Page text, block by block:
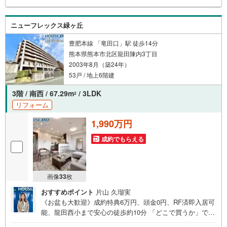
中古・マンションを窓口ひとつで比較・内覧■九州No.1の
実績・ハウスドゥ全国大会2025 九州エリア売買件数・売
上高1位・Google口コミランキング 「熊本県 不動産売
買」1位＼＼お客様の声を参考に失敗しない家探しを //
ニューフレックス緑ヶ丘
豊肥本線 「竜田口」駅 徒歩14分
熊本県熊本市北区龍田陳内3丁目
2003年8月（築24年）
53戸 / 地上6階建
3階 / 南西 / 67.29m2 / 3LDK
リフォーム
画像33枚
1,990万円
成約でもらえる
おすすめポイント 片山 久瑠実
《お盆も大歓迎》成約特典6万円、頭金0円、RF済即入居可
能、龍田西小まで安心の徒歩約10分 「どこで買うか」で、